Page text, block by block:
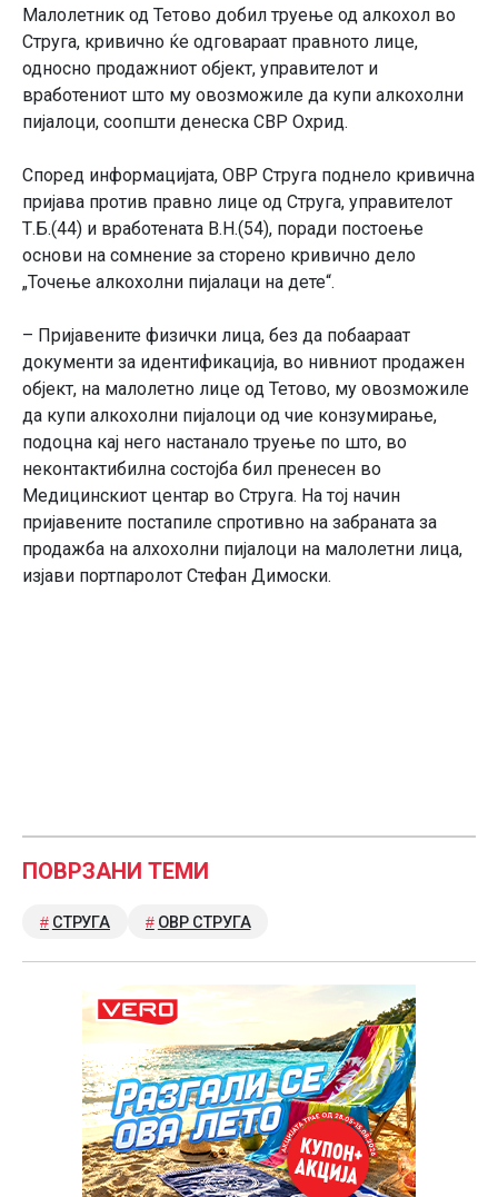
Малолетник од Тетово добил труење од алкохол во
Струга, кривично ќе одговараат правното лице,
односно продажниот објект, управителот и
вработениот што му овозможиле да купи алкохолни
пијалоци, соопшти денеска СВР Охрид.
Според информацијата, ОВР Струга поднело кривична
пријава против правно лице од Струга, управителот
Т.Б.(44) и вработената В.Н.(54), поради постоење
основи на сомнение за сторено кривично дело
„Точење алкохолни пијалаци на дете“.
– Пријавените физички лица, без да побаараат
документи за идентификација, во нивниот продажен
објект, на малолетно лице од Тетово, му овозможиле
да купи алкохолни пијалоци од чие конзумирање,
подоцна кај него настанало труење по што, во
неконтактибилна состојба бил пренесен во
Медицинскиот центар во Струга. На тој начин
пријавените постапиле спротивно на забраната за
продажба на алхохолни пијалоци на малолетни лица,
изјави портпаролот Стефан Димоски.
ПОВРЗАНИ ТЕМИ
СТРУГА ОВР СТРУГА